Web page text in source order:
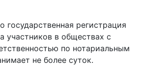
регистрация
участников в обществах с
по нотариальным
не более суток.